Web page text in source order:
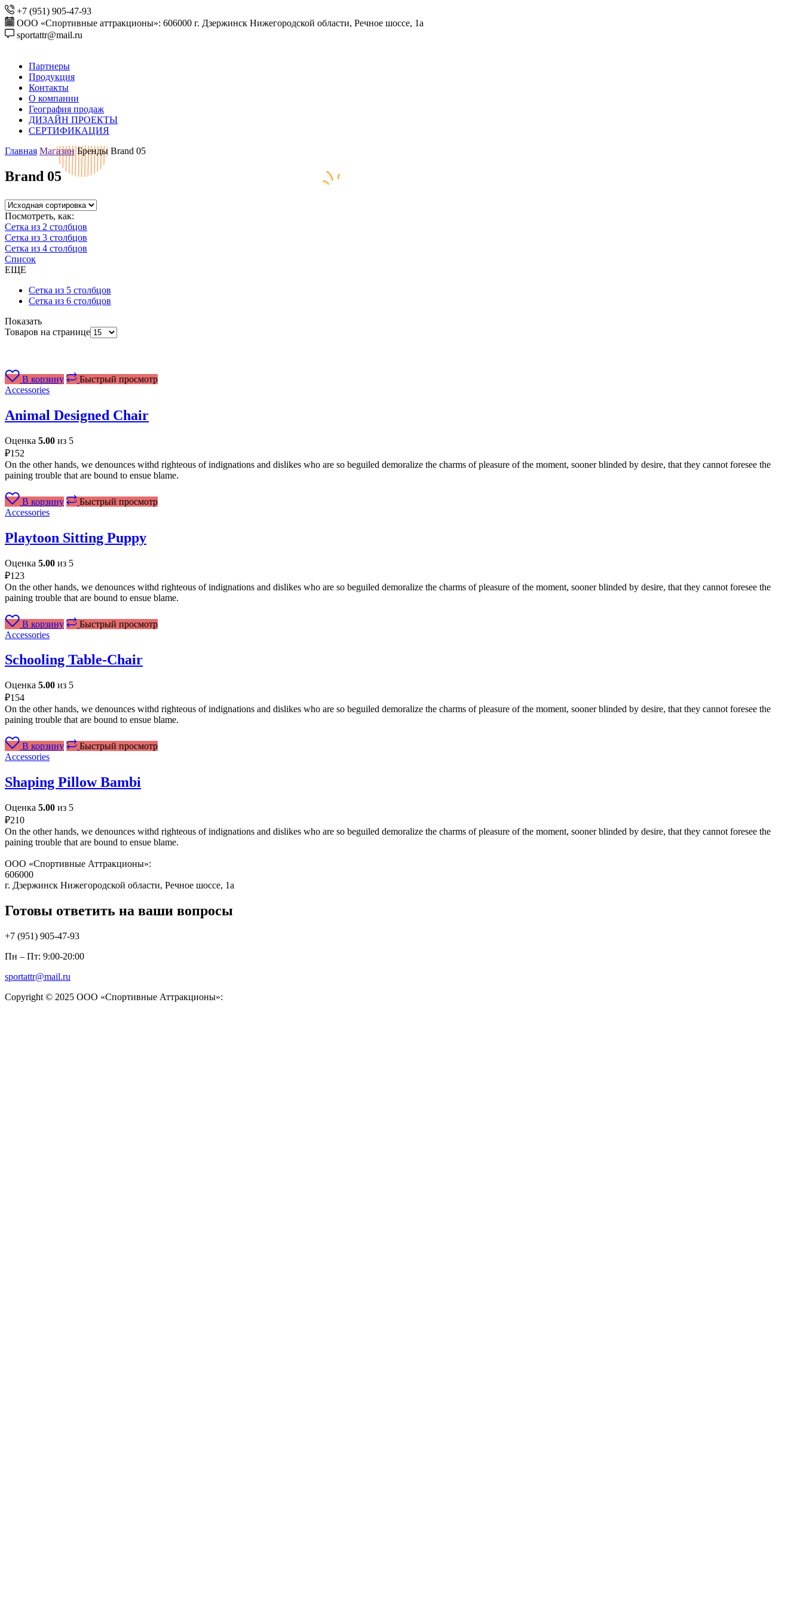
+7 (951) 905-47-93
ООО «Спортивные аттракционы»: 606000 г. Дзержинск Нижегородской области, Речное шоссе, 1а
sportattr@mail.ru
Партнеры
Продукция
Контакты
О компании
География продаж
ДИЗАЙН ПРОЕКТЫ
СЕРТИФИКАЦИЯ
Главная Магазин Бренды Brand 05
Brand 05
Посмотреть, как:
Сетка из 2 столбцов
Сетка из 3 столбцов
Сетка из 4 столбцов
Список
ЕЩЕ
Сетка из 5 столбцов
Сетка из 6 столбцов
Показать
Товаров на странице
В корзину
Быстрый просмотр
Accessories
Animal Designed Chair
Оценка 5.00 из 5
₽152
On the other hands, we denounces withd righteous of indignations and dislikes who are so beguiled demoralize the charms of pleasure of the moment, sooner blinded by desire, that they cannot foresee the
paining trouble that are bound to ensue blame.
В корзину
Быстрый просмотр
Accessories
Playtoon Sitting Puppy
Оценка 5.00 из 5
₽123
On the other hands, we denounces withd righteous of indignations and dislikes who are so beguiled demoralize the charms of pleasure of the moment, sooner blinded by desire, that they cannot foresee the
paining trouble that are bound to ensue blame.
В корзину
Быстрый просмотр
Accessories
Schooling Table-Chair
Оценка 5.00 из 5
₽154
On the other hands, we denounces withd righteous of indignations and dislikes who are so beguiled demoralize the charms of pleasure of the moment, sooner blinded by desire, that they cannot foresee the
paining trouble that are bound to ensue blame.
В корзину
Быстрый просмотр
Accessories
Shaping Pillow Bambi
Оценка 5.00 из 5
₽210
On the other hands, we denounces withd righteous of indignations and dislikes who are so beguiled demoralize the charms of pleasure of the moment, sooner blinded by desire, that they cannot foresee the
paining trouble that are bound to ensue blame.
ООО «Спортивные Аттракционы»:
606000
г. Дзержинск Нижегородской области, Речное шоссе, 1а
Готовы ответить на ваши вопросы
+7 (951) 905-47-93
Пн – Пт: 9:00-20:00
sportattr@mail.ru
Copyright © 2025 ООО «Спортивные Аттракционы»: